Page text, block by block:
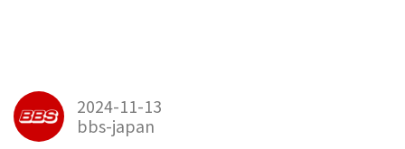
2024-11-13
bbs-japan